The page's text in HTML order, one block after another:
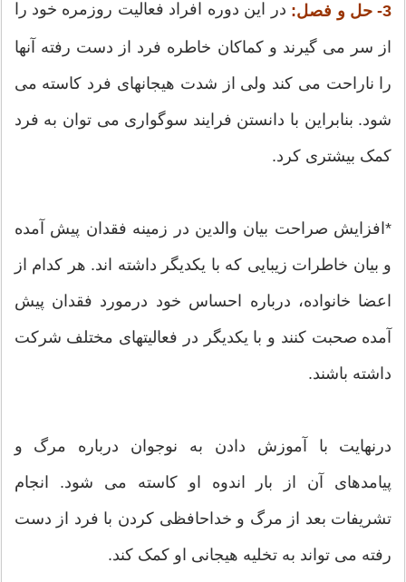
3- حل و فصل: در این دوره افراد فعالیت روزمره خود را
از سر می گیرند و کماکان خاطره فرد از دست رفته آنها
را ناراحت می کند ولی از شدت هیجانهای فرد کاسته می
شود. بنابراین با دانستن فرایند سوگواری می توان به فرد
کمک بیشتری کرد.
*افزایش صراحت بیان والدین در زمینه فقدان پیش آمده
و بیان خاطرات زیبایی که با یکدیگر داشته اند. هر کدام از
اعضا خانواده، درباره احساس خود درمورد فقدان پیش
آمده صحبت کنند و با یکدیگر در فعالیتهای مختلف شرکت
داشته باشند.
درنهایت با آموزش دادن به نوجوان درباره مرگ و
پیامدهای آن از بار اندوه او کاسته می شود. انجام
تشریفات بعد از مرگ و خداحافظی کردن با فرد از دست
رفته می تواند به تخلیه هیجانی او کمک کند.